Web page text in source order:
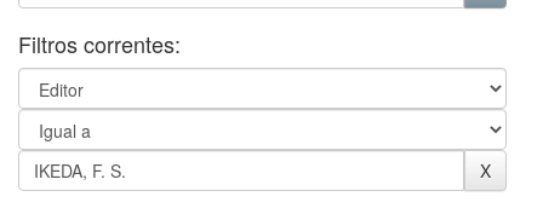
Filtros correntes: